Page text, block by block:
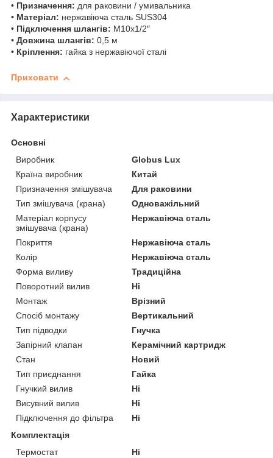
• Призначення: для раковини / умивальника
• Матеріал: нержавіюча сталь SUS304
• Підключення шлангів: М10х1/2″
• Довжина шлангів: 0,5 м
• Кріплення: гайка з нержавіючої сталі
Приховати
Характеристики
Основні
Виробник
Globus Lux
Країна виробник
Китай
Призначення змішувача
Для раковини
Тип змішувача (крана)
Одноважільний
Матеріал корпусу
змішувача (крана)
Нержавіюча сталь
Покриття
Нержавіюча сталь
Колір
Нержавіюча сталь
Форма виливу
Традиційна
Поворотний вилив
Ні
Монтаж
Врізний
Спосіб монтажу
Вертикальний
Тип підводки
Гнучка
Запірний клапан
Керамічний картридж
Стан
Новий
Тип приєднання
Гайка
Гнучкий вилив
Ні
Висувний вилив
Ні
Підключення до фільтра
Ні
Комплектація
Термостат
Ні